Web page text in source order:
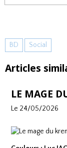
BD Social
Articles
LE MAGE
Le 24/05/2026